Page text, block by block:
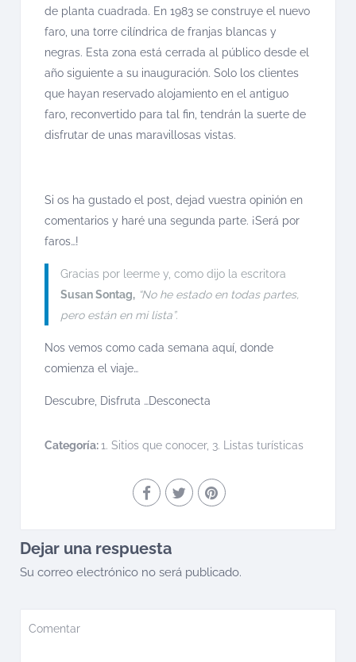
de planta cuadrada. En 1983 se construye el nuevo
faro, una torre cilíndrica de franjas blancas y
negras. Esta zona está cerrada al público desde el
año siguiente a su inauguración. Solo los clientes
que hayan reservado alojamiento en el antiguo
faro, reconvertido para tal fin, tendrán la suerte de
disfrutar de unas maravillosas vistas.
Si os ha gustado el post, dejad vuestra opinión en
comentarios y haré una segunda parte. ¡Será por
faros…!
Gracias por leerme y, como dijo la escritora
Susan Sontag, “No he estado en todas partes,
pero están en mi lista”.
Nos vemos como cada semana aquí, donde
comienza el viaje…
Descubre, Disfruta …Desconecta
Categoría:1. Sitios que conocer, 3. Listas turísticas
Dejar una respuesta
Su correo electrónico no será publicado.